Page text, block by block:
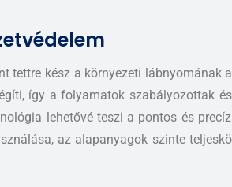
kész a környezeti lábnyomának
így a folyamatok szabályozottak
lehetővé teszi a pontos és
az alapanyagok szinte